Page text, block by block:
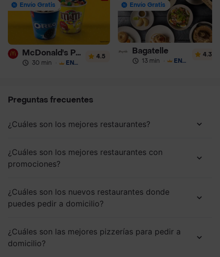
Envío Gratis
McDonald's Postres
30 min · ENVÍO GRATIS
4.5
Envío Gratis
Bagatelle
13 min · ENVÍO GRATIS
4.3
Preguntas frecuentes
¿Cuáles son los mejores restaurantes?
¿Cuáles son los mejores restaurantes con
promociones?
¿Cuáles son los nuevos restaurantes donde
puedes pedir a domicilio?
¿Cuáles son las mejores pizzerías para pedir a
domicilio?